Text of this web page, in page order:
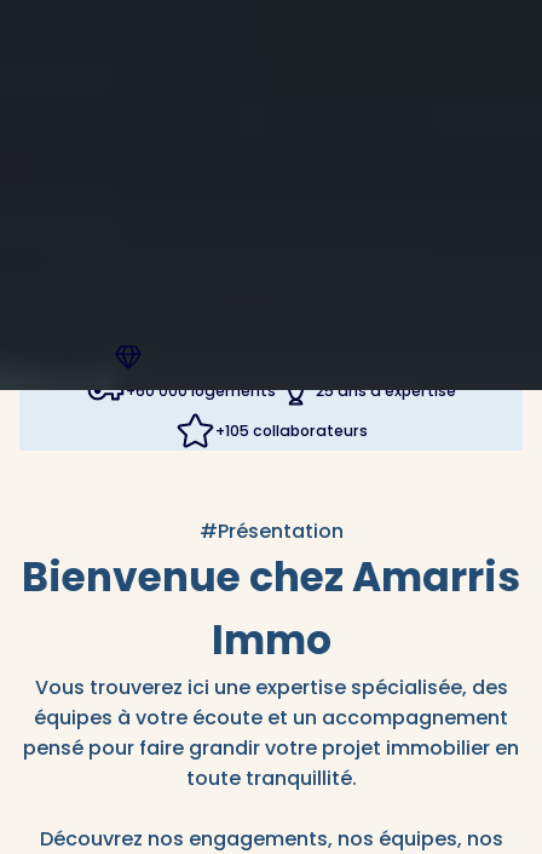
+60 000 logements
25 ans d’expertise
+105 collaborateurs
#Présentation
Bienvenue chez Amarris
Immo
Vous trouverez ici une expertise spécialisée, des
équipes à votre écoute et un accompagnement
pensé pour faire grandir votre projet immobilier en
toute tranquillité.
Découvrez nos engagements, nos équipes, nos